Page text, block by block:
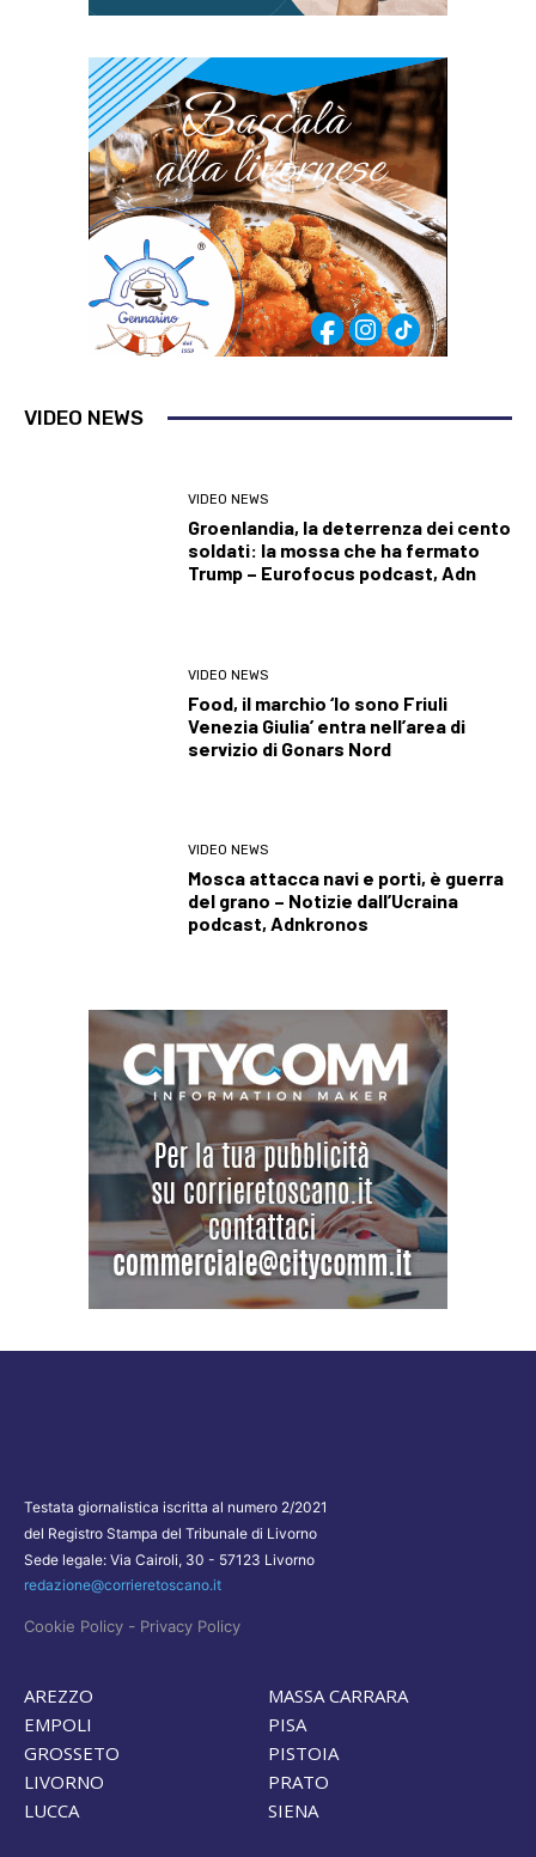
VIDEO NEWS
VIDEO NEWS
Groenlandia, la deterrenza dei cento
soldati: la mossa che ha fermato
Trump – Eurofocus podcast, Adn
VIDEO NEWS
Food, il marchio ‘Io sono Friuli
Venezia Giulia’ entra nell’area di
servizio di Gonars Nord
VIDEO NEWS
Mosca attacca navi e porti, è guerra
del grano – Notizie dall’Ucraina
podcast, Adnkronos
Testata giornalistica iscritta al numero 2/2021
del Registro Stampa del Tribunale di Livorno
Sede legale: Via Cairoli, 30 - 57123 Livorno
redazione@corrieretoscano.it
Cookie Policy - Privacy Policy
AREZZO
EMPOLI
GROSSETO
LIVORNO
LUCCA
MASSA CARRARA
PISA
PISTOIA
PRATO
SIENA